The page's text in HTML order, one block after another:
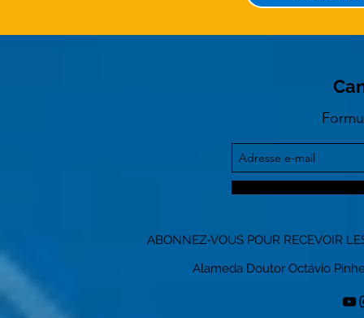
ABONNEZ-VOUS POUR RECEVOIR
Alameda Doutor Octávio